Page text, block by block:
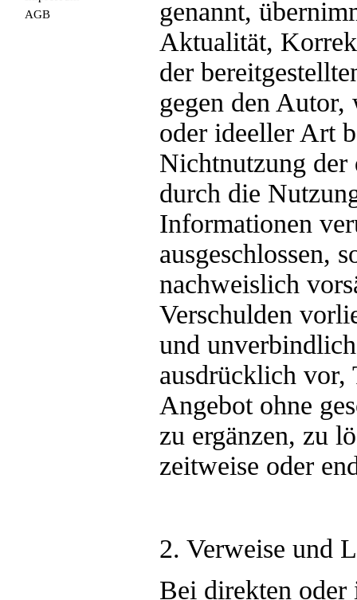
AGB
genannt,
Aktualität,
der
gegen den Autor,
oder ideeller Art
Nichtnutzung der
durch die
Informationen
ausgeschlossen,
nachweislich
Verschulden
und
ausdrücklich vor,
Angebot ohne
zu ergänzen, zu
zeitweise oder
2. Verweise und
Bei direkten oder